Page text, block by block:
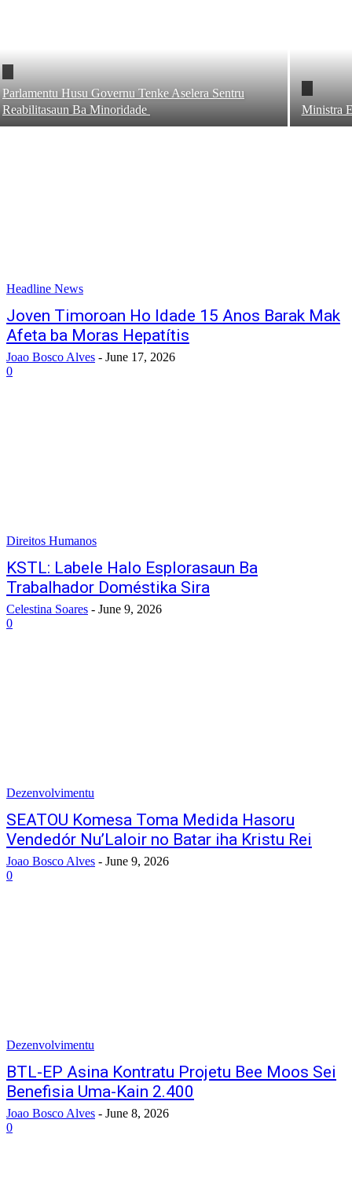
Parlamentu Husu Governu Tenke Aselera Sentru
Reabilitasaun Ba Minoridade
Ministra
Headline News
Joven Timoroan Ho Idade 15 Anos Barak Mak
Afeta ba Moras Hepatítis
Joao Bosco Alves - June 17, 2026
0
Direitos Humanos
KSTL: Labele Halo Esplorasaun Ba
Trabalhador Doméstika Sira
Celestina Soares - June 9, 2026
0
Dezenvolvimentu
SEATOU Komesa Toma Medida Hasoru
Vendedór Nu’Laloir no Batar iha Kristu Rei
Joao Bosco Alves - June 9, 2026
0
Dezenvolvimentu
BTL-EP Asina Kontratu Projetu Bee Moos Sei
Benefisia Uma-Kain 2.400
Joao Bosco Alves - June 8, 2026
0